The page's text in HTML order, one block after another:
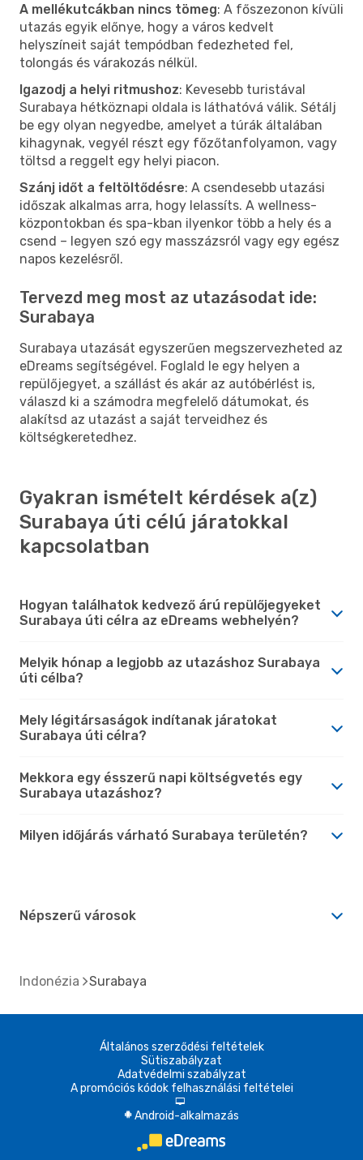
A mellékutcákban nincs tömeg: A főszezonon kívüli
utazás egyik előnye, hogy a város kedvelt
helyszíneit saját tempódban fedezheted fel,
tolongás és várakozás nélkül.
Igazodj a helyi ritmushoz: Kevesebb turistával
Surabaya hétköznapi oldala is láthatóvá válik. Sétálj
be egy olyan negyedbe, amelyet a túrák általában
kihagynak, vegyél részt egy főzőtanfolyamon, vagy
töltsd a reggelt egy helyi piacon.
Szánj időt a feltöltődésre: A csendesebb utazási
időszak alkalmas arra, hogy lelassíts. A wellness-
központokban és spa-kban ilyenkor több a hely és a
csend – legyen szó egy masszázsról vagy egy egész
napos kezelésről.
Tervezd meg most az utazásodat ide:
Surabaya
Surabaya utazását egyszerűen megszervezheted az
eDreams segítségével. Foglald le egy helyen a
repülőjegyet, a szállást és akár az autóbérlést is,
válaszd ki a számodra megfelelő dátumokat, és
alakítsd az utazást a saját terveidhez és
költségkeretedhez.
Gyakran ismételt kérdések a(z)
Surabaya úti célú járatokkal
kapcsolatban
Hogyan találhatok kedvező árú repülőjegyeket
Surabaya úti célra az eDreams webhelyén?
Melyik hónap a legjobb az utazáshoz Surabaya
úti célba?
Mely légitársaságok indítanak járatokat
Surabaya úti célra?
Mekkora egy ésszerű napi költségvetés egy
Surabaya utazáshoz?
Milyen időjárás várható Surabaya területén?
Népszerű városok
Indonézia Surabaya
Általános szerződési feltételek
Sütiszabályzat
Adatvédelmi szabályzat
A promóciós kódok felhasználási feltételei
d
A Android-alkalmazás